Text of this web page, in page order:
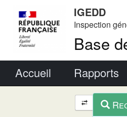
IGEDD
Inspection
Base
Accueil Rapports
et